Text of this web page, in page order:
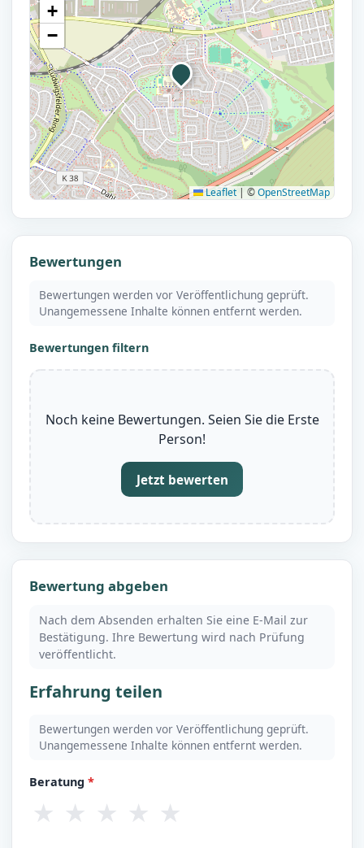
+
−
Leaflet | ©OpenStreetMap
Bewertungen
Bewertungen werden vor Veröffentlichung geprüft.
Unangemessene Inhalte können entfernt werden.
Bewertungen filtern
Noch keine Bewertungen. Seien Sie die Erste
Person!
Jetzt bewerten
Bewertung abgeben
Nach dem Absenden erhalten Sie eine E-Mail zur
Bestätigung. Ihre Bewertung wird nach Prüfung
veröffentlicht.
Erfahrung teilen
Bewertungen werden vor Veröffentlichung geprüft.
Unangemessene Inhalte können entfernt werden.
Beratung*
★ ★ ★ ★ ★